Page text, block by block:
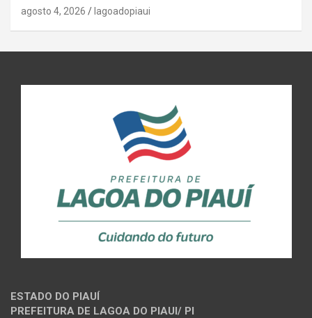
agosto 4, 2026 lagoadopiaui
ESTADO DO PIAUÍ
PREFEITURA DE LAGOA DO PIAUI/ PI